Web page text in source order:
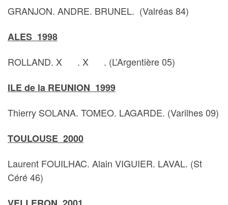
GRANJON. ANDRE. BRUNEL. (Valréas 84)
ALES 1998
ROLLAND. X . X . (L’Argentière 05)
ILE de la REUNION 1999
Thierry SOLANA. TOMEO. LAGARDE. (Varilhes 09)
TOULOUSE 2000
Laurent FOUILHAC. Alain VIGUIER. LAVAL. (St
Céré 46)